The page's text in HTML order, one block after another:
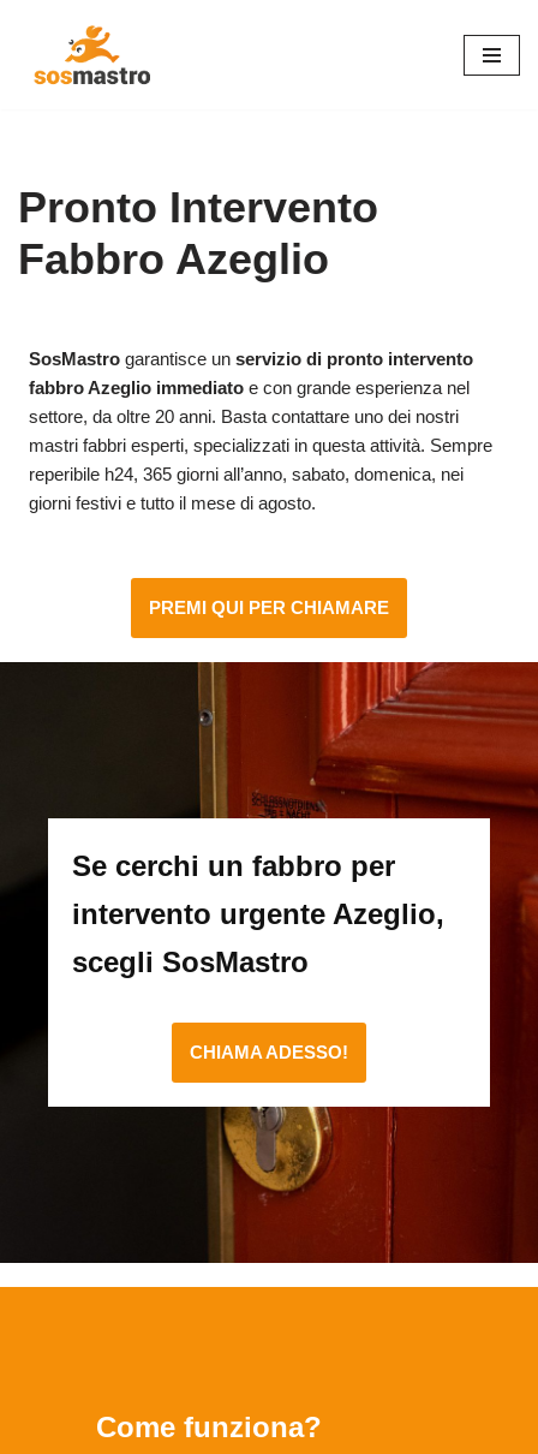
Pronto Intervento
Fabbro Azeglio
SosMastro garantisce unservizio di pronto intervento
fabbro Azeglio immediato e con grande esperienza nel
settore, da oltre 20 anni. Basta contattare uno dei nostri
mastri fabbri esperti, specializzati in questa attività. Sempre
reperibile h24, 365 giorni all’anno, sabato, domenica, nei
giorni festivi e tutto il mese di agosto.
PREMI QUI PER CHIAMARE
Se cerchi un fabbro per
intervento urgente Azeglio,
scegli SosMastro
CHIAMA ADESSO!
Come funziona?